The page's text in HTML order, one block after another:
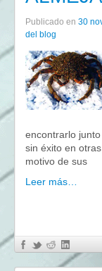
Publicado en 30
del blog
encontrarlo
sin éxito en
motivo de sus
Leer más…